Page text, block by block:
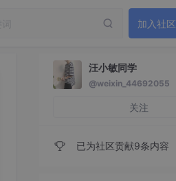
加入社区
汪小敏同学
@weixin_44692055
关注
已为社区贡献9条内容